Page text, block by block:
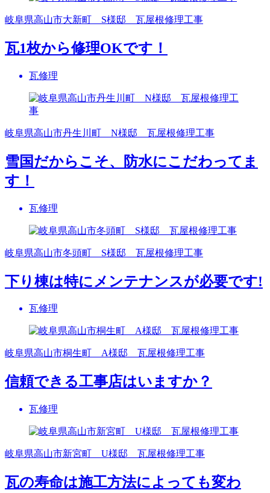
岐阜県高山市大新町 S様邸 瓦屋根修理工事
瓦1枚から修理OKです！
瓦修理
岐阜県高山市丹生川町 N様邸 瓦屋根修理工事
雪国だからこそ、防水にこだわってま
す！
瓦修理
岐阜県高山市冬頭町 S様邸 瓦屋根修理工事
下り棟は特にメンテナンスが必要です!
瓦修理
岐阜県高山市桐生町 A様邸 瓦屋根修理工事
信頼できる工事店はいますか？
瓦修理
岐阜県高山市新宮町 U様邸 瓦屋根修理工事
瓦の寿命は施工方法によっても変わ